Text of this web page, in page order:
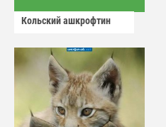
Кольский ашкрофтин